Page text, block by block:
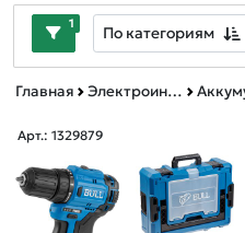
1 По категориям
Главная Электроинструменты BULL, MOLOT, WORTEX, ФИОЛЕНТ
Арт.: 1329879